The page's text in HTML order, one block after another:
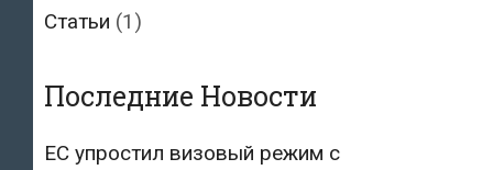
Статьи (1)
Последние Новости
ЕС упростил визовый режим с